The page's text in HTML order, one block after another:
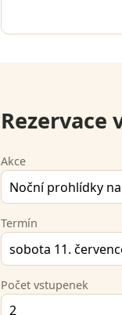
Rezervace
Akce
Termín
Počet vstupenek